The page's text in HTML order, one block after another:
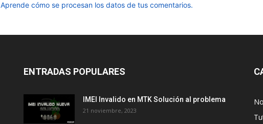
Aprende cómo se procesan los datos de tus comentarios.
ENTRADAS POPULARES
IMEI Invalido en MTK Solución al problema
21 noviembre, 2023